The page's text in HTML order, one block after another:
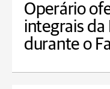
Operário
integrais da
durante o